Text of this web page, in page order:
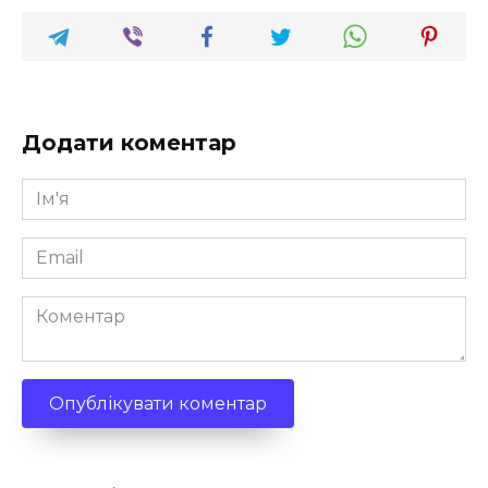
Додати коментар
Ім'я
*
Email
*
Коментар